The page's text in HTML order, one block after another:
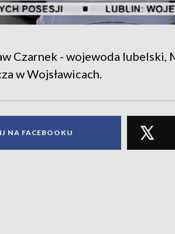
Czarnek - wojewoda lubelski,
w Wojsławicach.
NA FACEBOOKU